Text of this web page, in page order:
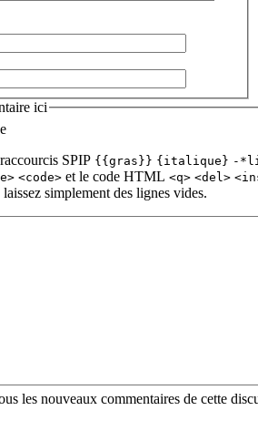
ici
SPIP {{gras}} {italique} -
<code> et le code HTML <q> <del>
simplement des lignes vides.
les nouveaux commentaires de cette